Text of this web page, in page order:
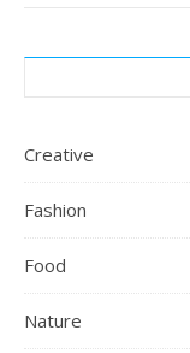
Creative
Fashion
Food
Nature